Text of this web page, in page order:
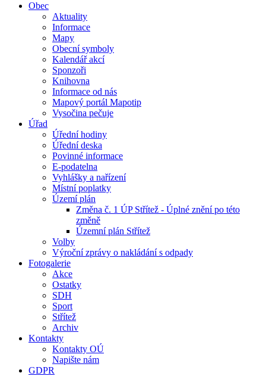
Obec
Aktuality
Informace
Mapy
Obecní symboly
Kalendář akcí
Sponzoři
Knihovna
Informace od nás
Mapový portál Mapotip
Vysočina pečuje
Úřad
Úřední hodiny
Úřední deska
Povinné informace
E-podatelna
Vyhlášky a nařízení
Místní poplatky
Území plán
Změna č. 1 ÚP Střítež - Úplné znění po této
změně
Územní plán Střítež
Volby
Výroční zprávy o nakládání s odpady
Fotogalerie
Akce
Ostatky
SDH
Sport
Střítež
Archiv
Kontakty
Kontakty OÚ
Napište nám
GDPR